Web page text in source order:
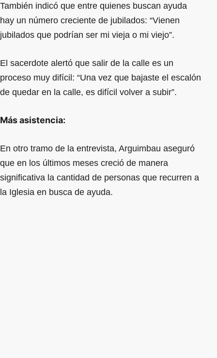
También indicó que entre quienes buscan ayuda
hay un número creciente de jubilados: “Vienen
jubilados que podrían ser mi vieja o mi viejo”.
El sacerdote alertó que salir de la calle es un
proceso muy difícil: “Una vez que bajaste el escalón
de quedar en la calle, es difícil volver a subir”.
Más asistencia:
En otro tramo de la entrevista, Arguimbau aseguró
que en los últimos meses creció de manera
significativa la cantidad de personas que recurren a
la Iglesia en busca de ayuda.